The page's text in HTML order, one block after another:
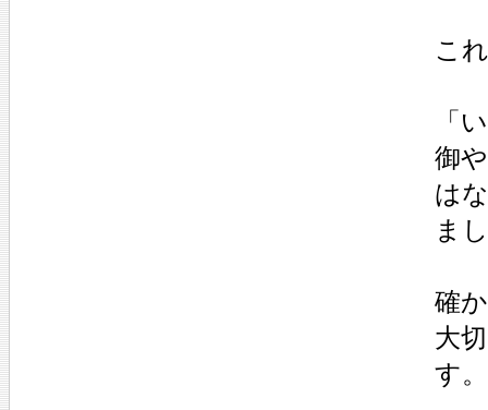
こ
「
御
は
ま
確
大
す。